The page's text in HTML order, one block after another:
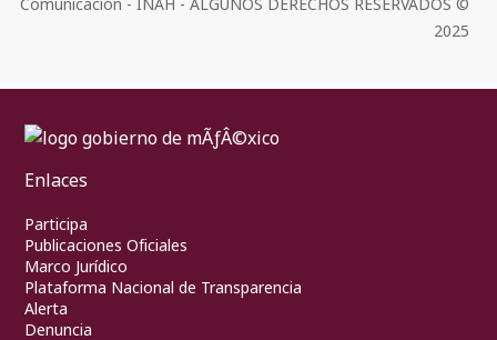
Comunicación - INAH - ALGUNOS DERECHOS RESERVADOS ©
2025
Enlaces
Participa
Publicaciones Oficiales
Marco Jurídico
Plataforma Nacional de Transparencia
Alerta
Denuncia